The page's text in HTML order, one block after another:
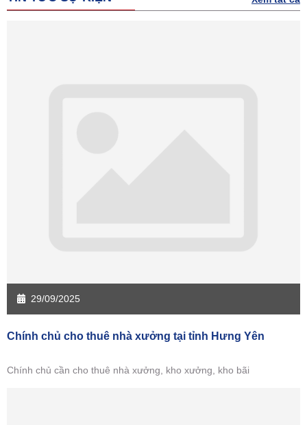
Sàn giao dịch Quảng Bình
Sàn giao dịch Quảng Nam
29/09/2025
Chính chủ cho thuê nhà xưởng tại tỉnh Hưng Yên
Chính chủ cần cho thuê nhà xưởng, kho xưởng, kho bãi